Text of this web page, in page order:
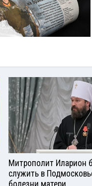
Митрополит Иларион
служить в
болезни матери